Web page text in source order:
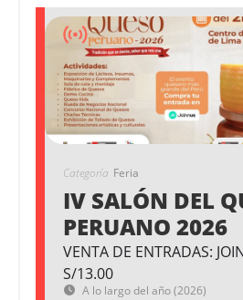
Categoría Feria
IV SALÓN DEL
PERUANO 2026
VENTA DE ENTRADAS:
S/13.00
A lo largo del año (2026)